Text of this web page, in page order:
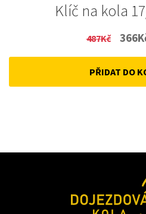
Klíč na kola
487Kč
price
was:
366
PŘIDAT DO